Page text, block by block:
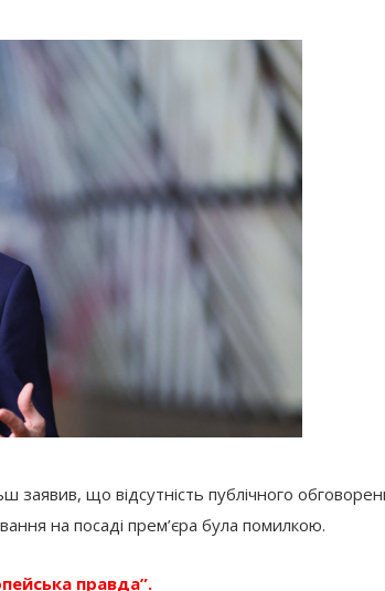
заявив, що відсутність публічного
на посаді прем’єра була помилкою.
правда”.